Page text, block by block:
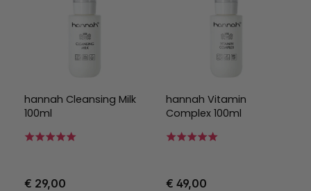
hannah Cleansing Milk
100ml
€ 29,00
hannah Vitamin
Complex 100ml
€ 49,00